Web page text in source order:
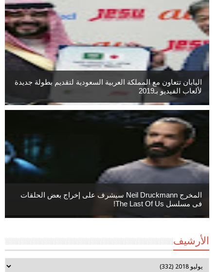
اليابان تتعاون مع المملكة العربية السعودية لتقديم بطولة جديدة
لألعاب الفيديو بـ2019
المخرج Neil Druckmann سيشرف على إخراج بعض الحلقات
فى مسلسل The Last Of Us!
الأرشيف